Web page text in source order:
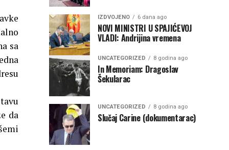
sa
da
IZDVOJENO 6 dana ago
NOVI MINISTRI U SPAJIĆEVOJ
VLADI: Andrijina vremena
UNCATEGORIZED 8 godina ago
In Memoriam: Dragoslav
Šekularac
UNCATEGORIZED 8 godina ago
Slučaj Carine (dokumentarac)